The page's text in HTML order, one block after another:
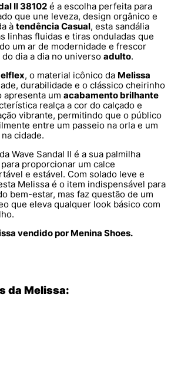
II 38102 é a escolha perfeita para
que une leveza, design orgânico e
à tendência Casual, esta sandália
linhas fluidas e tiras onduladas que
um ar de modernidade e frescor
dia a dia no universo adulto.
, o material icônico da Melissa
durabilidade e o clássico cheirinho
apresenta um acabamento brilhante
realça a cor do calçado e
vibrante, permitindo que o público
entre um passeio na orla e um
cidade.
Wave Sandal II é a sua palmilha
proporcionar um calce
e estável. Com solado leve e
Melissa é o item indispensável para
bem-estar, mas faz questão de um
que eleva qualquer look básico com
vendido por Menina Shoes.
da Melissa: